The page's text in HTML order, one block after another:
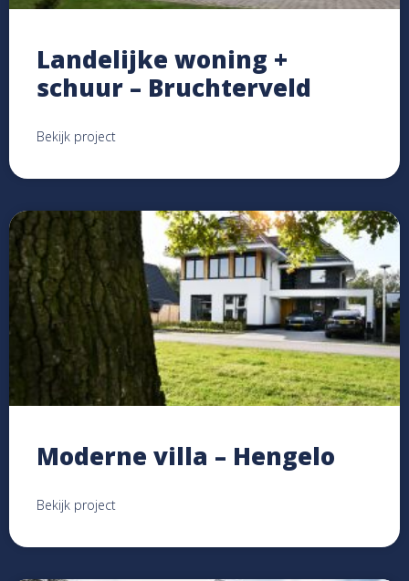
Landelijke woning +
schuur – Bruchterveld
Bekijk project
Moderne villa – Hengelo
Bekijk project